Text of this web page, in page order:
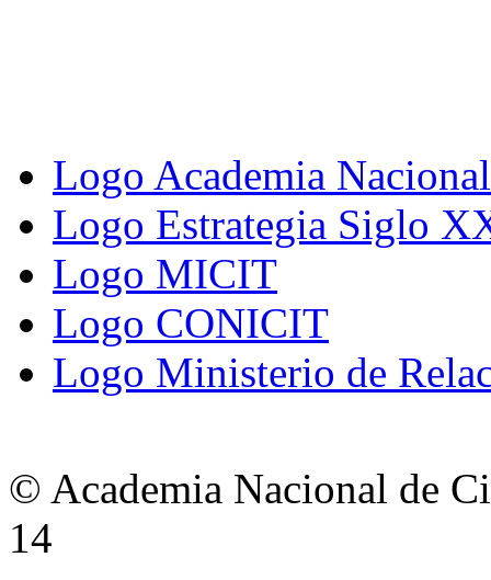
Logo Academia
Logo Estrategia Siglo
Logo MICIT
Logo CONICIT
Logo Ministerio de
© Academia Nacional de
14